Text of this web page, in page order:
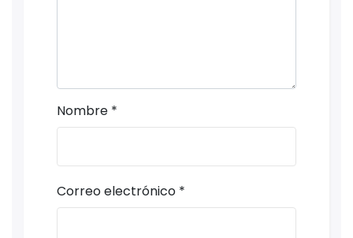
Nombre *
Correo electrónico *